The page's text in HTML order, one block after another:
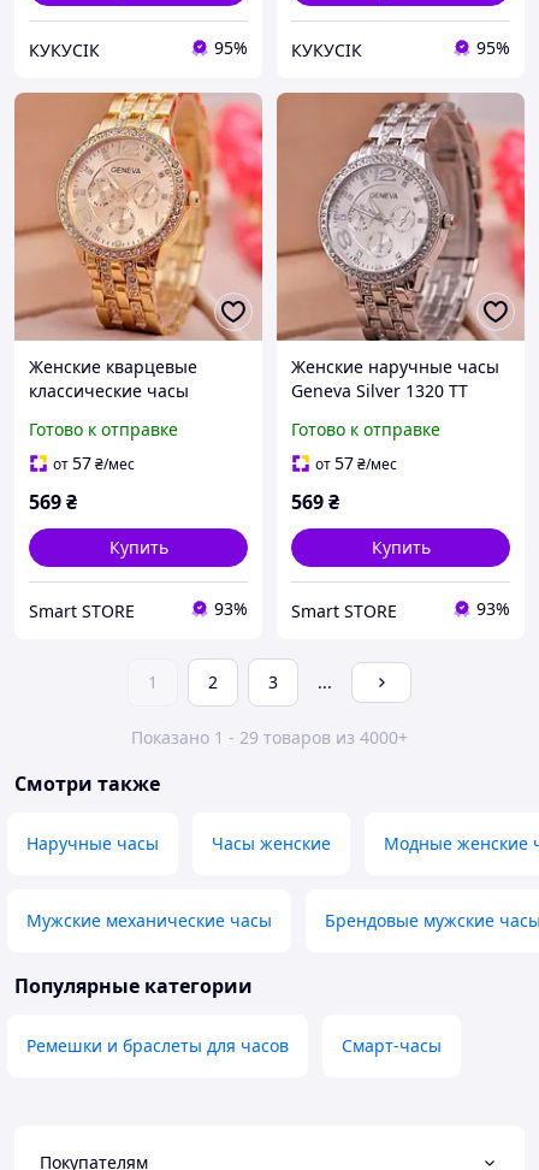
КУКУСІК 95% КУКУСІК 95%
Женские кварцевые
классические часы
Готово к отправке
от57₴/мес
569₴
Купить
Smart STORE 93%
Женские наручные часы
Geneva Silver 1320 TT
Готово к отправке
от57₴/мес
569₴
Купить
Smart STORE 93%
1 2 3 ...
Показано 1 - 29 товаров из 4000+
Смотри также
Наручные часы Часы женские Модные женские
Мужские механические часы Брендовые мужские
Популярные категории
Ремешки и браслеты для часов Смарт-часы
Покупателям